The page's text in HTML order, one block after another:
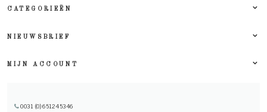
CATEGORIEËN
NIEUWSBRIEF
MIJN ACCOUNT
0031 (0) 651245346